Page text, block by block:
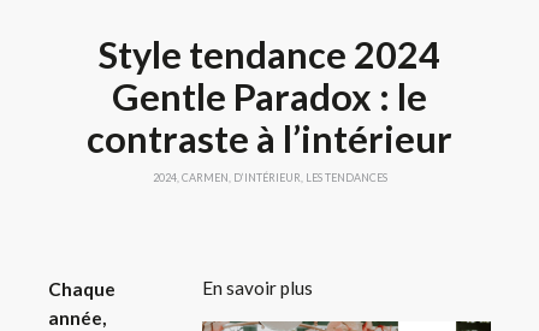
Style tendance 2024
Gentle Paradox : le
contraste à l’intérieur
2024, CARMEN D’INTÉRIEUR LES TENDANCES
Chaque
année,
En savoir plus